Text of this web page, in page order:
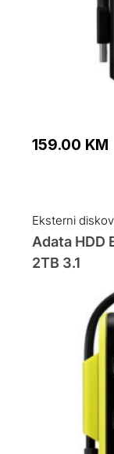
159.00 KM
Eksterni
Adata HDD
2TB 3.1